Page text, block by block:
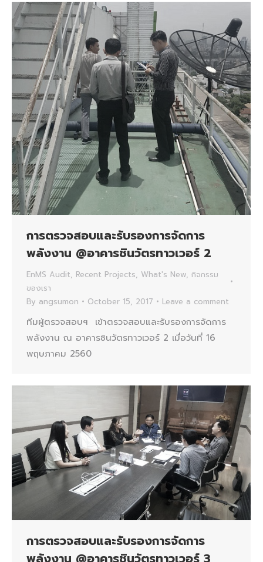
การตรวจสอบและรับรองการจัดการ
พลังงาน @อาคารชินวัตรทาวเวอร์ 2
EnMS Audit, Recent Projects, What's New, กิจกรรม
ของเรา
By angsumon October 15, 2017 Leave a comment
ทีมผู้ตรวจสอบฯ เข้าตรวจสอบและรับรองการจัดการ
พลังงาน ณ อาคารชินวัตรทาวเวอร์ 2 เมื่อวันที่ 16
พฤษภาคม 2560
การตรวจสอบและรับรองการจัดการ